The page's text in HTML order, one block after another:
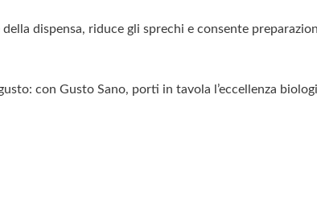
dispensa, riduce gli sprechi e consente
con Gusto Sano, porti in tavola l’eccellenza